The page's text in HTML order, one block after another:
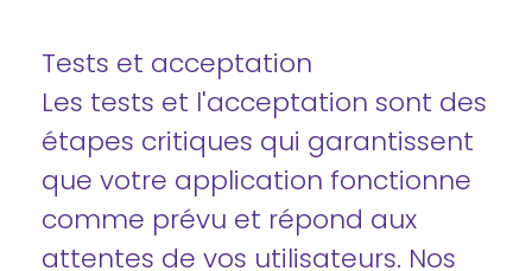
Tests et acceptation
Les tests et l'acceptation sont des
étapes critiques qui garantissent
que votre application fonctionne
comme prévu et répond aux
attentes de vos utilisateurs. Nos